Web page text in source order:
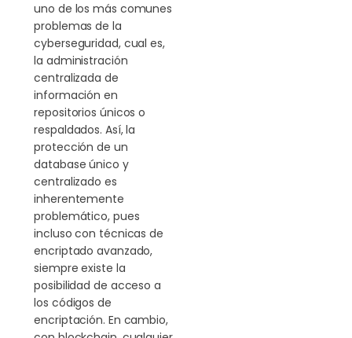
uno de los más comunes
problemas de la
cyberseguridad, cual es,
la administración
centralizada de
información en
repositorios únicos o
respaldados. Así, la
protección de un
database único y
centralizado es
inherentemente
problemático, pues
incluso con técnicas de
encriptado avanzado,
siempre existe la
posibilidad de acceso a
los códigos de
encriptación. En cambio,